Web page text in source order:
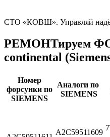
СТО «КОВШ». Управляй
РЕМОНТируем
continental
Номер
форсунки по
SIEMENS
Аналоги по
SIEMENS
A2C59511609